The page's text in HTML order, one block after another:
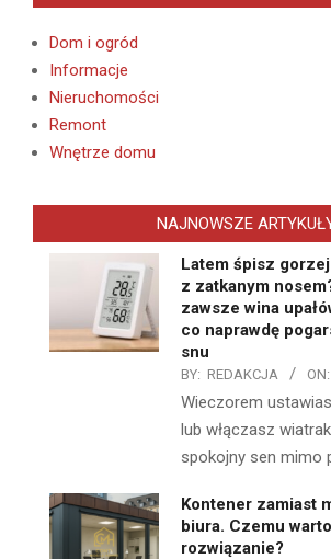
Dom i ogród
Informacje
Nieruchomości
Remont
Wnętrze domu
NAJNOWSZE
Latem śpisz
z zatkanym
zawsze wina
co naprawdę
snu
BY: REDAKCJA ON:
Wieczorem
lub włączasz
spokojny sen mimo
Kontener zamiast
biura. Czemu
rozwiązanie?